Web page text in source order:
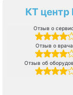
КТ
Отзыв о
Отзыв о
Отзыв об